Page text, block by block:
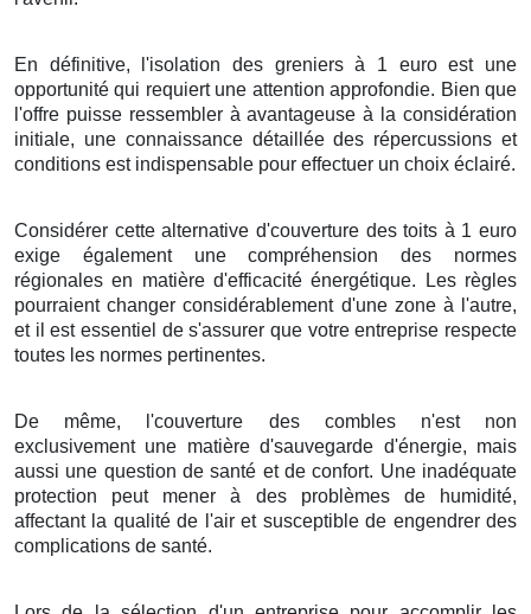
En définitive, l'isolation des greniersà 1 euroest une
opportunité qui requiertune attention approfondie. Bien que
l'offre puisse ressembler à avantageuse à
la considération
initiale, une connaissance détailléedes répercussions et
conditions est indispensable pour effectuer un choix éclairé.
Considérer cettealternative d'couverturedestoits à 1 euro
exige
égalementunecompréhension des normes
régionales en matièred'efficacité énergétique. Les règles
pourraient changer considérablementd'une zoneà l'autre,
et il est essentiel des'assurer que votreentreprise respecte
toutes les normes pertinentes.
De même, l'couverture des comblesn'est non
exclusivementune matièred'sauvegarde d'énergie, mais
aussi une question desanté et deconfort. Une inadéquate
protection peut mener à des problèmesde humidité,
affectant la qualitéde l'airet susceptible de engendrerdes
complications de santé.